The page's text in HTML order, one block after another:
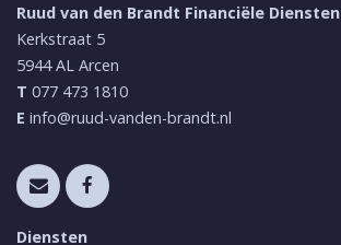
Ruud van den Brandt Financiële Diensten
Kerkstraat 5
5944 AL Arcen
T 077 473 1810
E info@ruud-vanden-brandt.nl
Diensten